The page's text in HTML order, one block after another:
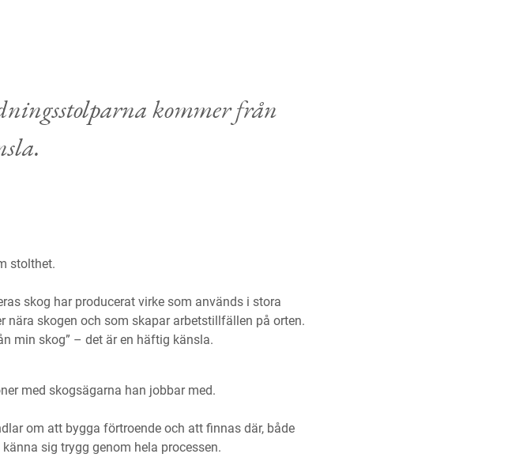
kommer från
stolthet.
skog har producerat virke som används i stora
skogen och som skapar arbetstillfällen på orten.
min skog” – det är en häftig känsla.
med skogsägarna han jobbar med.
om att bygga förtroende och att finnas där, både
sig trygg genom hela processen.